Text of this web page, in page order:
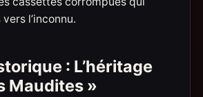
l’inconnu.​
: L’héritage
Maudites »